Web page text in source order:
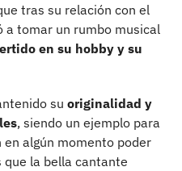
tras su relación con el
a tomar un rumbo musical
en su hobby y su
su originalidad y
, siendo un ejemplo para
en algún momento poder
que la bella cantante